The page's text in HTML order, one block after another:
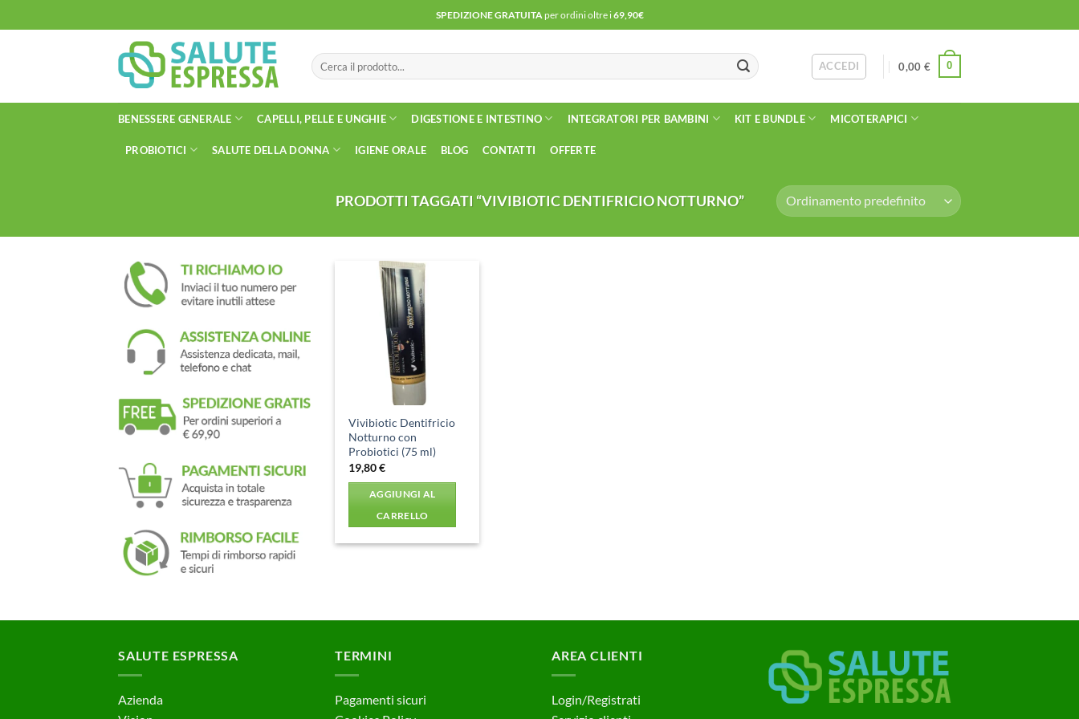
ai
SPEDIZIONE GRATUITAper ordini oltre i69,90€
Cerca: ACCEDI 0,00 € 0
BENESSERE GENERALE CAPELLI, PELLE E UNGHIE DIGESTIONE E INTESTINO INTEGRATORI PER BAMBINI KIT E BUNDLE MICOTERAPICI
PROBIOTICI SALUTE DELLA DONNA IGIENE ORALE BLOG CONTATTI OFFERTE
PRODOTTI TAGGATI “VIVIBIOTIC DENTIFRICIO NOTTURNO”
Vivibiotic Dentifricio
Notturno con
Probiotici (75 ml)
19,80€
AGGIUNGI AL
CARRELLO
SALUTE ESPRESSA
Azienda
TERMINI
Pagamenti sicuri
AREA CLIENTI
Login/Registrati